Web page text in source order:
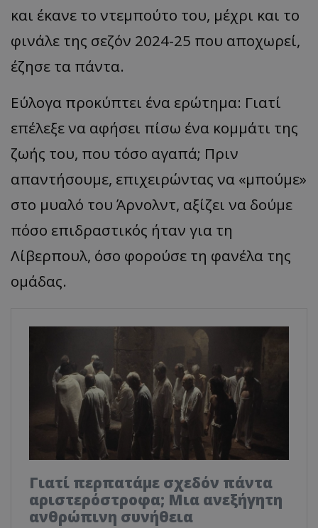
και έκανε το ντεμπούτο του, μέχρι και το
φινάλε της σεζόν 2024-25 που αποχωρεί,
έζησε τα πάντα.
Εύλογα προκύπτει ένα ερώτημα: Γιατί
επέλεξε να αφήσει πίσω ένα κομμάτι της
ζωής του, που τόσο αγαπά; Πριν
απαντήσουμε, επιχειρώντας να «μπούμε»
στο μυαλό του Άρνολντ, αξίζει να δούμε
πόσο επιδραστικός ήταν για τη
Λίβερπουλ, όσο φορούσε τη φανέλα της
ομάδας.
Γιατί περπατάμε σχεδόν πάντα
αριστερόστροφα; Μια ανεξήγητη
ανθρώπινη συνήθεια